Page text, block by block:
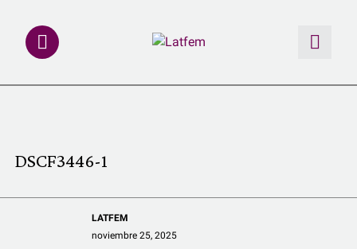
REDACCIÓN ABIERTA
DSCF3446-1
LATFEM
noviembre 25, 2025